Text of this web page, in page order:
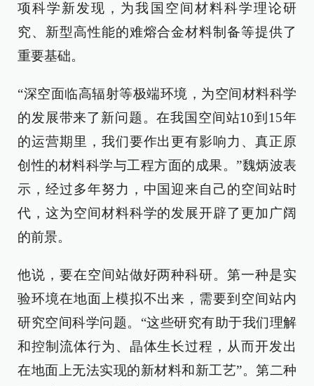
项科学新发现，为我国空间材料科学理论研
究、新型高性能的难熔合金材料制备等提供了
重要基础。
“深空面临高辐射等极端环境，为空间材料科学
的发展带来了新问题。在我国空间站10到15年
的运营期里，我们要作出更有影响力、真正原
创性的材料科学与工程方面的成果。”魏炳波表
示，经过多年努力，中国迎来自己的空间站时
代，这为空间材料科学的发展开辟了更加广阔
的前景。
他说，要在空间站做好两种科研。第一种是实
验环境在地面上模拟不出来，需要到空间站内
研究空间科学问题。“这些研究有助于我们理解
和控制流体行为、晶体生长过程，从而开发出
在地面上无法实现的新材料和新工艺”。第二种